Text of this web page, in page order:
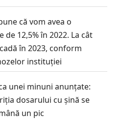
că vom avea o
de 12,5% în 2022. La cât
în 2023, conform
instituției
unei minuni anunțate:
dosarului cu șină se
un pic